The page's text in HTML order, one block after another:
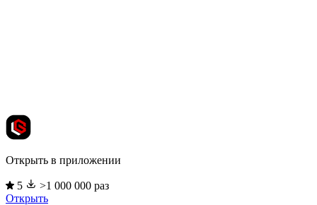
Открыть в приложении
5
>1 000 000 раз
Открыть